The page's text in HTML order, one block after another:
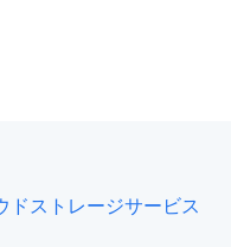
ドストレージサービス